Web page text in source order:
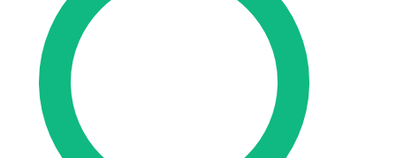
Conseil SEO Étude de Liens Link Building
Mentorat SEO
Comment ça marche
Langue
🇪🇸 ES
🇬🇧 EN
Se connecter